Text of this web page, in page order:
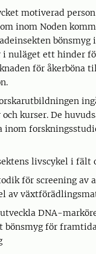
motiverad
inom Noden
bönsmyg i
i nuläget ett hinder
för åkerböna
kurser. De
inom
livscykel i fält
för screening av
av
DNA-
bönsmyg för